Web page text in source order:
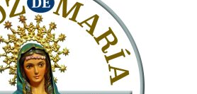
con la Fe y la
Robert Prevost es un recordatorio
fecomo fundamento de toda